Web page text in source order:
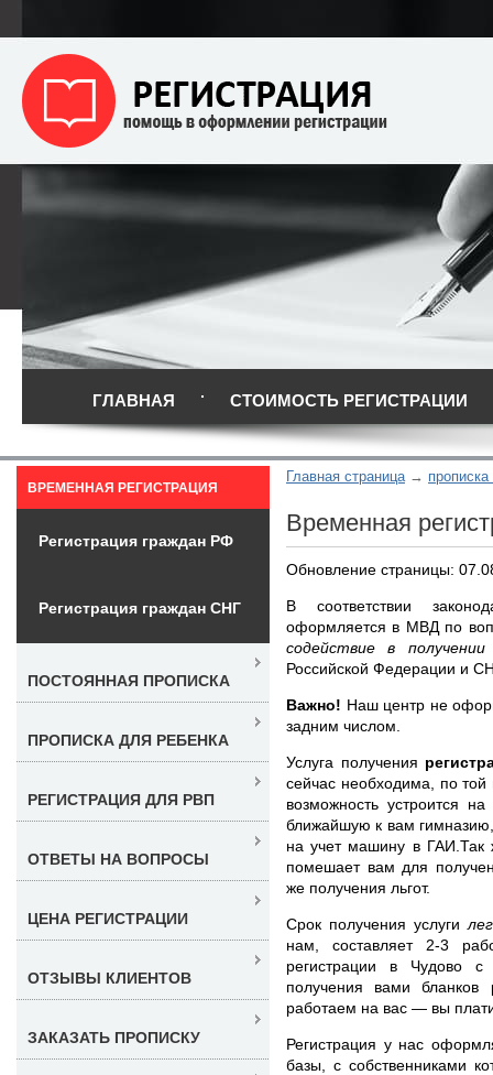
ГЛАВНАЯ СТОИМОСТЬ РЕГИСТРАЦИИ
Главная страница
Временная
Обновление страницы:
В соответствии
оформляется в МВД по
содействие в
Российской Федерации и
Важно! Наш центр не
задним числом.
Услуга получения
сейчас необходима, по
возможность устроится
ближайшую к вам
на учет машину в ГАИ.Так
помешает вам для
же получения льгот.
Срок получения услуги
нам, составляет 2-3
регистрации в Чудово
получения вами бланков
работаем на вас — вы
Регистрация у нас
базы, с собственниками
ВРЕМЕННАЯ РЕГИСТРАЦИЯ
Регистрация граждан РФ
Регистрация граждан СНГ
ПОСТОЯННАЯ ПРОПИСКА
ПРОПИСКА ДЛЯ РЕБЕНКА
РЕГИСТРАЦИЯ ДЛЯ РВП
ОТВЕТЫ НА ВОПРОСЫ
ЦЕНА РЕГИСТРАЦИИ
ОТЗЫВЫ КЛИЕНТОВ
ЗАКАЗАТЬ ПРОПИСКУ